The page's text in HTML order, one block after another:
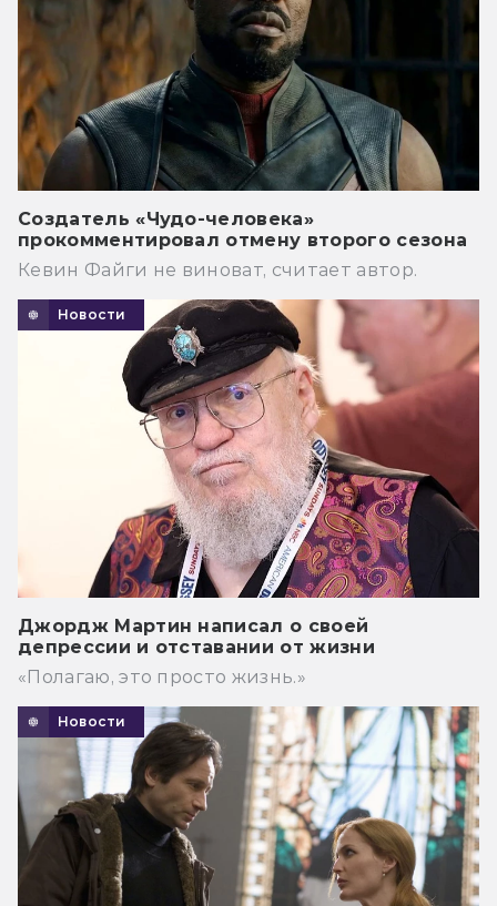
Создатель «Чудо-человека»
прокомментировал отмену второго сезона
Кевин Файги не виноват, считает автор.
Новости
Джордж Мартин написал о своей
депрессии и отставании от жизни
«Полагаю, это просто жизнь.»
Новости